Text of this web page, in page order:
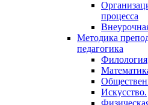
процесса
Методика
педагогика
Филология
Искусство.